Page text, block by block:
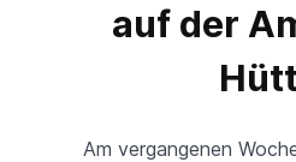
auf der
Am vergangenen